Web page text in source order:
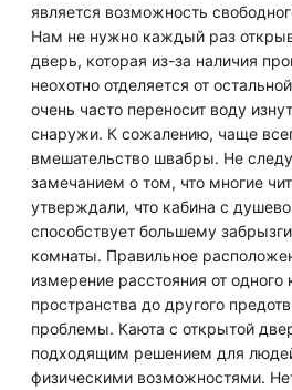
является возможность
Нам не нужно каждый раз
дверь, которая из-за наличия
неохотно отделяется от
очень часто переносит воду
снаружи. К сожалению, чаще
вмешательство швабры. Не
замечанием о том, что многие
утверждали, что кабина с
способствует большему
комнаты. Правильное
измерение расстояния от одного
пространства до другого
проблемы. Каюта с открытой
подходящим решением для
физическими возможностями.